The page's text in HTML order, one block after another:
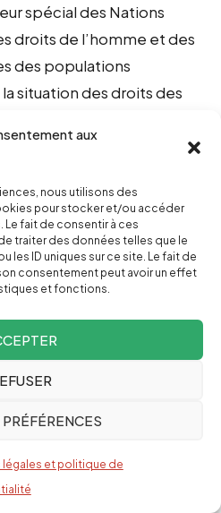
aux
nous utilisons des
pour stocker et/ou accéder
Le fait de consentir à ces
traiter des données telles que le
les ID uniques sur ce site. Le fait de
consentement peut avoir un effet
et fonctions.
légales et politique de
spécial des Nations
droits de l’homme et des
des populations
situation des droits des
préoccupante
tués en 2009, un
à l’année 2008 ».
de sécurité, qui
du chef de l’État, est
affaire d’espionnage
période. Au nombre
de l’opposition politique,
dont on cherchait
à neutraliser, l’action. Ces